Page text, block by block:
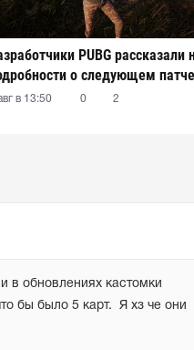
PUBG рассказали
о следующем
в 13:50 0 2
в обновлениях кастомки
бы было 5 карт.  Я хз че они